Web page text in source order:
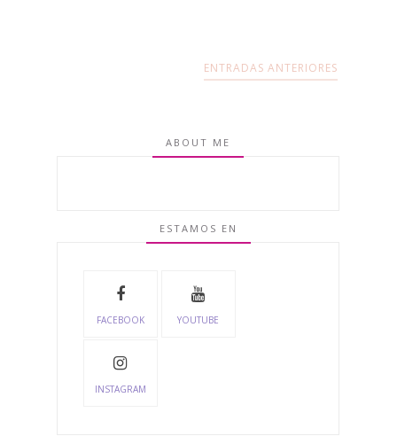
ENTRADAS ANTERIORES
ABOUT ME
ESTAMOS EN
FACEBOOK YOUTUBE
INSTAGRAM